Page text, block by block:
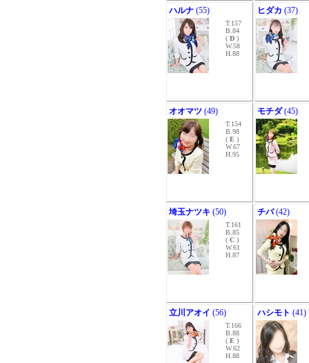
ハルナ (55)
T.157
B.84
( D )
W.58
H.88
ヒダカ (37)
オオマツ (49)
T.154
B.98
( E )
W.67
H.95
モチダ(45)
埼玉ナツキ (50)
T.161
B.85
( C )
W.61
H.87
チバ(42)
立川アオイ (56)
T.166
B.88
( E )
W.62
H.88
ハシモト (41)